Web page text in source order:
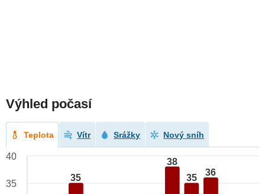
Výhled počasí
Teplota Vítr Srážky Nový sníh
35
38
35
36
40
35